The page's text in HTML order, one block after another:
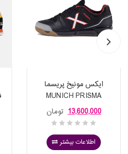
ایکس مونیخ پریسما
MUNICH PRISMA
3116040
تومان 13,600,000
اطلاعات بیشتر